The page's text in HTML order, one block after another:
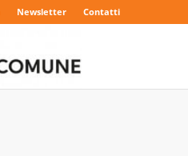
Newsletter Contatti